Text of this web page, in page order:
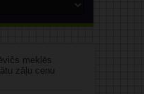
meklēs
zāļu cenu